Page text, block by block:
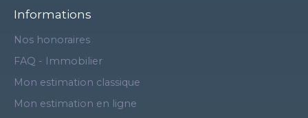
Informations
Nos honoraires
FAQ - Immobilier
Mon estimation classique
Mon estimation en ligne